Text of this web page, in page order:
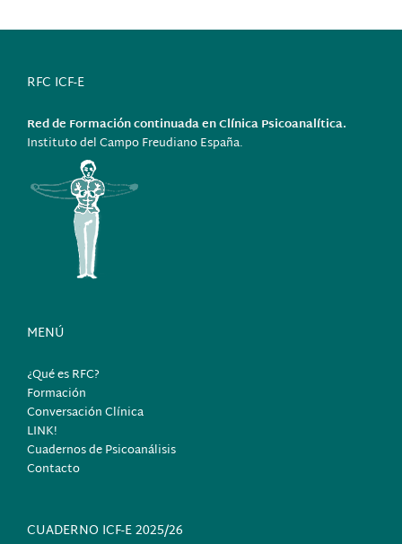
RFC ICF-E
Red de Formación continuada en Clínica Psicoanalítica.
Instituto del Campo Freudiano España.
MENÚ
¿Qué es RFC?
Formación
Conversación Clínica
LINK!
Cuadernos de Psicoanálisis
Contacto
CUADERNO ICF-E 2025/26